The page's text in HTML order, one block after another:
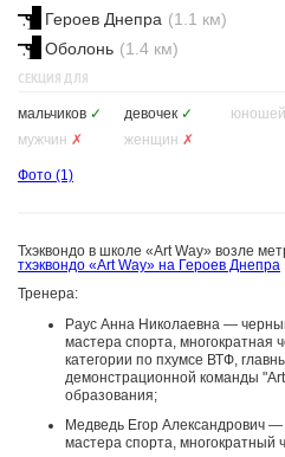
Героев Днепра (1.1 км)
Оболонь (1.4 км)
СЕКЦИЯ ДЛЯ
мальчиков ✓ девочек ✓ юношей
мужчин ✗ женщин ✗
Фото (1)
Тхэквондо в школе «Art Way» возле
тхэквондо «Art Way» на Героев Днепра
Тренерa:
Раус Анна Николаевна —
мастера спорта, многократная
категории по пхумсе ВТФ,
демонстрационной команды
образования;
Медведь Егор Aлександрович
мастера спорта, многократный